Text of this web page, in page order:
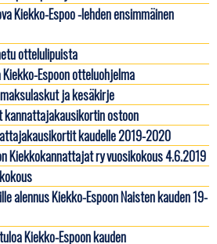
Kiekko-Espoo -lehden ensimmäinen
ottelulipuista
Espoon otteluohjelma
ja kesäkirje
kannattajakausikortin ostoon
kaudelle 2019-2020
Kiekkokannattajat ry vuosikokous 4.6.2019
alennus Kiekko-Espoon Naisten kauden 19-
Kiekko-Espoon kauden